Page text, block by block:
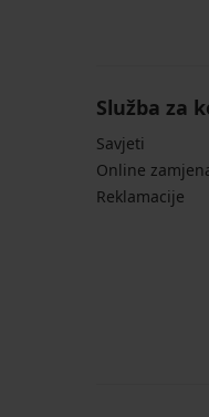
Služba za
Savjeti
Online
Reklamacije